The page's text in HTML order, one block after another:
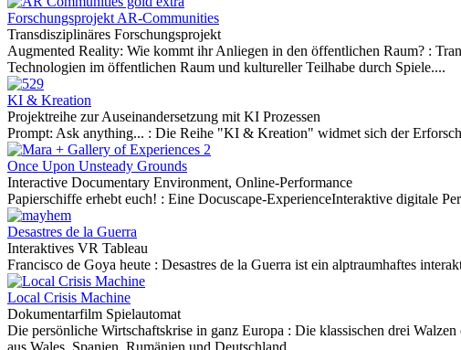
Forschungsprojekt AR-Communities
Transdisziplinäres Forschungsprojekt
Augmented Reality: Wie kommt ihr Anliegen in den öffentlichen Raum? :
Technologien im öffentlichen Raum und kultureller Teilhabe durch Spiele....
KI & Kreation
Projektreihe zur Auseinandersetzung mit KI Prozessen
Prompt: Ask anything... : Die Reihe "KI & Kreation" widmet sich der
Once Upon Unsteady Grounds
Interactive Documentary Environment, Online-Performance
Papierschiffe erhebt euch! : Eine Docuscape-ExperienceInteraktive digitale
Desastres de la Guerra
Interaktives VR Tableau
Francisco de Goya heute : Desastres de la Guerra ist ein alptraumhaftes
Local Crisis Machine
Dokumentarfilm Spielautomat
Die persönliche Wirtschaftskrise in ganz Europa : Die klassischen drei
aus Wales, Spanien, Rumänien und Deutschland. ...